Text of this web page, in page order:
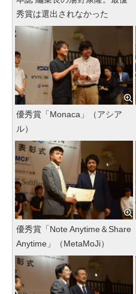
秀賞は選出されなかった
優秀賞「Monaca」（アシア
ル）
優秀賞「Note Anytime＆Share
Anytime」（MetaMoJi）